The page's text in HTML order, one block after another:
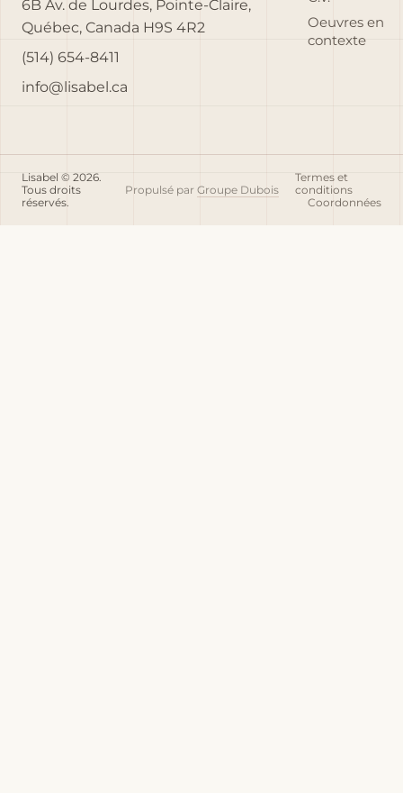
6B Av. de Lourdes, Pointe-Claire,
Québec, Canada H9S 4R2
(514) 654-8411
info@lisabel.ca
Oeuvres en
contexte
Lisabel © 2026.
Tous droits
réservés.
Propulsé par Groupe Dubois
Termes et
conditions
Coordonnées